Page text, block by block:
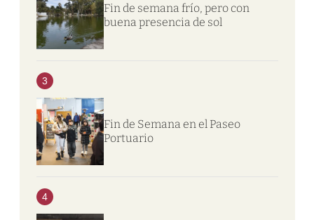
Fin de semana frío, pero con
buena presencia de sol
3
Fin de Semana en el Paseo
Portuario
4